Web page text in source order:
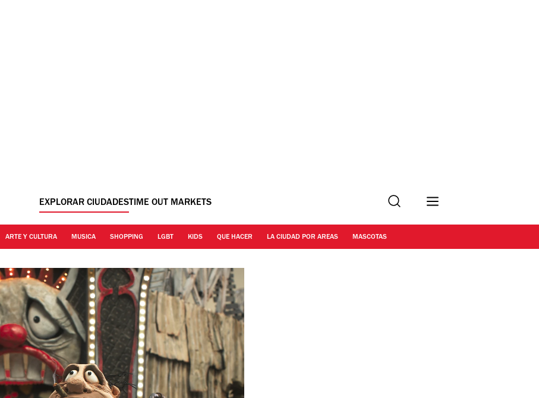
EXPLORAR CIUDADESTIME OUT MARKETS Buscar
ARTE Y CULTURA MUSICA SHOPPING LGBT KIDS QUE HACER LA CIUDAD POR AREAS MASCOTAS